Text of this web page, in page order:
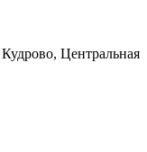
Центральная